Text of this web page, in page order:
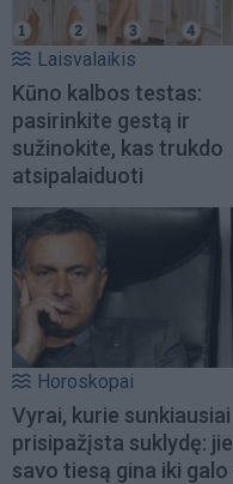
Laisvalaikis
Kūno kalbos testas:
pasirinkite gestą ir
sužinokite, kas trukdo
atsipalaiduoti
Horoskopai
Vyrai, kurie sunkiausiai
prisipažįsta suklydę: jie
savo tiesą gina iki galo